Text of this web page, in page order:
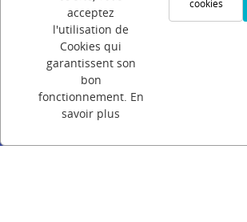
Conditions Générales de Vente
Politique de confidentialité
Cookies
Votre compte
Connexion
Suivi de commande
acceptez
l'utilisation de
Cookies qui
garantissent son
bon
fonctionnement. En
savoir plus
cookies